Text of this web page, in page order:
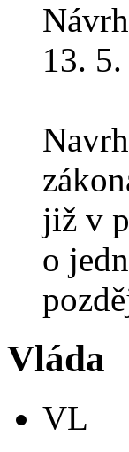
13.
již v
o
Vláda
VL